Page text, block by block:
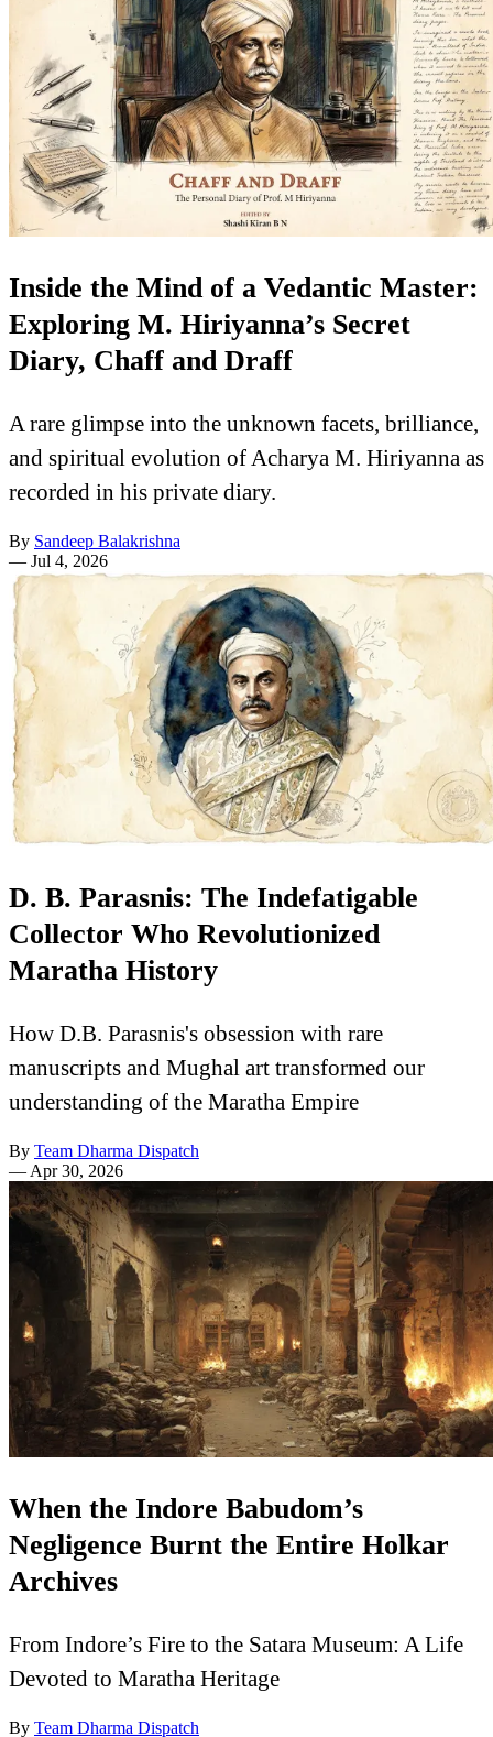
Inside the Mind of a Vedantic Master:
Exploring M. Hiriyanna’s Secret
Diary, Chaff and Draff
A rare glimpse into the unknown facets, brilliance,
and spiritual evolution of Acharya M. Hiriyanna as
recorded in his private diary.
By Sandeep Balakrishna
— Jul 4, 2026
D. B. Parasnis: The Indefatigable
Collector Who Revolutionized
Maratha History
How D.B. Parasnis's obsession with rare
manuscripts and Mughal art transformed our
understanding of the Maratha Empire
By Team Dharma Dispatch
— Apr 30, 2026
When the Indore Babudom’s
Negligence Burnt the Entire Holkar
Archives
From Indore’s Fire to the Satara Museum: A Life
Devoted to Maratha Heritage
By Team Dharma Dispatch